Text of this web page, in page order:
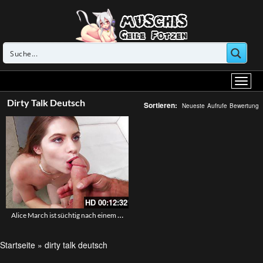
Dirty Talk Deutsch Sortieren: Neueste Aufrufe Bewertung
HD 00:12:32
Alice March ist süchtig nach einem harten Pimmel in der Arschfotze
Startseite » dirty talk deutsch